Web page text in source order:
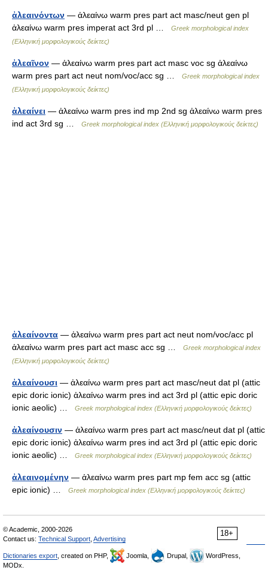
ἀλεαινόντων — ἀλεαίνω warm pres part act masc/neut gen pl
ἀλεαίνω warm pres imperat act 3rd pl …
Greek morphological index
(Ελληνική μορφολογικούς δείκτες)
ἀλεαῖνον — ἀλεαίνω warm pres part act masc voc sg ἀλεαίνω
warm pres part act neut nom/voc/acc sg …
Greek morphological index
(Ελληνική μορφολογικούς δείκτες)
ἀλεαίνει — ἀλεαίνω warm pres ind mp 2nd sg ἀλεαίνω warm pres
ind act 3rd sg …
Greek morphological index (Ελληνική μορφολογικούς δείκτες)
ἀλεαίνοντα — ἀλεαίνω warm pres part act neut nom/voc/acc pl
ἀλεαίνω warm pres part act masc acc sg …
Greek morphological index
(Ελληνική μορφολογικούς δείκτες)
ἀλεαίνουσι — ἀλεαίνω warm pres part act masc/neut dat pl (attic
epic doric ionic) ἀλεαίνω warm pres ind act 3rd pl (attic epic doric
ionic aeolic) …
Greek morphological index (Ελληνική μορφολογικούς δείκτες)
ἀλεαίνουσιν — ἀλεαίνω warm pres part act masc/neut dat pl (attic
epic doric ionic) ἀλεαίνω warm pres ind act 3rd pl (attic epic doric
ionic aeolic) …
Greek morphological index (Ελληνική μορφολογικούς δείκτες)
ἀλεαινομένην — ἀλεαίνω warm pres part mp fem acc sg (attic
epic ionic) …
Greek morphological index (Ελληνική μορφολογικούς δείκτες)
18+
© Academic, 2000-2026
Contact us: Technical Support Advertising
Dictionaries export , created on PHP, Joomla, Drupal,
WordPress,
MODx.